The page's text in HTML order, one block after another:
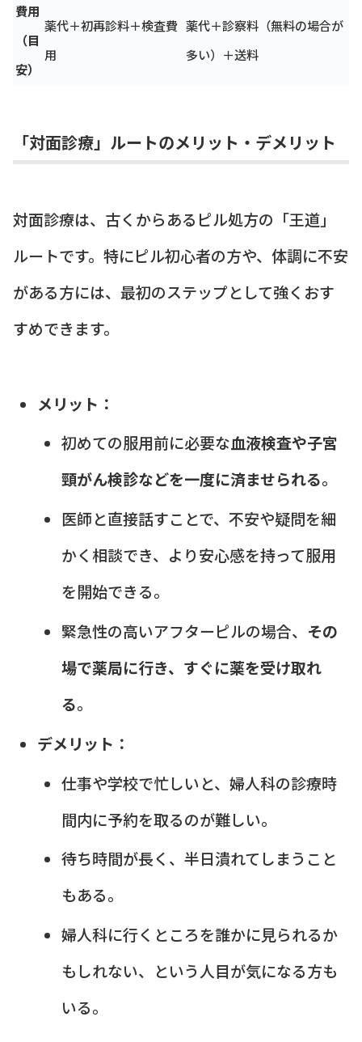
費用
（目
安）
薬代＋初再診料＋検査費
用
薬代＋診察料（無料の場合が
多い）＋送料
「対面診療」ルートのメリット・デメリット
対面診療は、古くからあるピル処方の「王道」
ルートです。特にピル初心者の方や、体調に不安
がある方には、最初のステップとして強くおす
すめできます。
メリット：
初めての服用前に必要な血液検査や子宮
頸がん検診などを一度に済ませられる。
医師と直接話すことで、不安や疑問を細
かく相談でき、より安心感を持って服用
を開始できる。
緊急性の高いアフターピルの場合、 その
場で薬局に行き、すぐに薬を受け取れ
る。
デメリット：
仕事や学校で忙しいと、婦人科の診療時
間内に予約を取るのが難しい。
待ち時間が長く、半日潰れてしまうこと
もある。
婦人科に行くところを誰かに見られるか
もしれない、という人目が気になる方も
いる。